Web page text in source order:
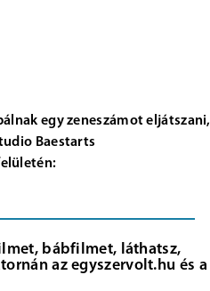
egy zeneszámot eljátszani,
Baestarts
bábfilmet, láthatsz,
az egyszervolt.hu és a